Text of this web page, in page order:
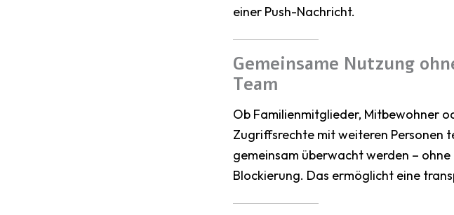
einer Push-Nachricht.
Gemeinsame Nutzung
Team
Ob Familienmitglieder, Mitbewohner
Zugriffsrechte mit weiteren Personen
gemeinsam überwacht werden –
Blockierung. Das ermöglicht eine